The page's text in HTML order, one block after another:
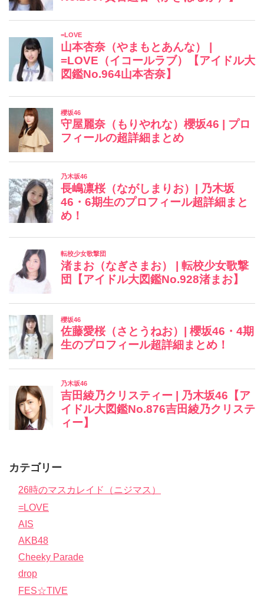
カテゴリー
26時のマスカレイド（ニジマス）
=LOVE
AIS
AKB48
Cheeky Parade
drop
FES☆TIVE